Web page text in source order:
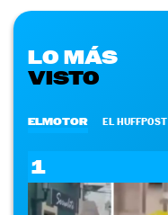
LO MÁS
VISTO
ELMOTOR EL HUFFPOST
1